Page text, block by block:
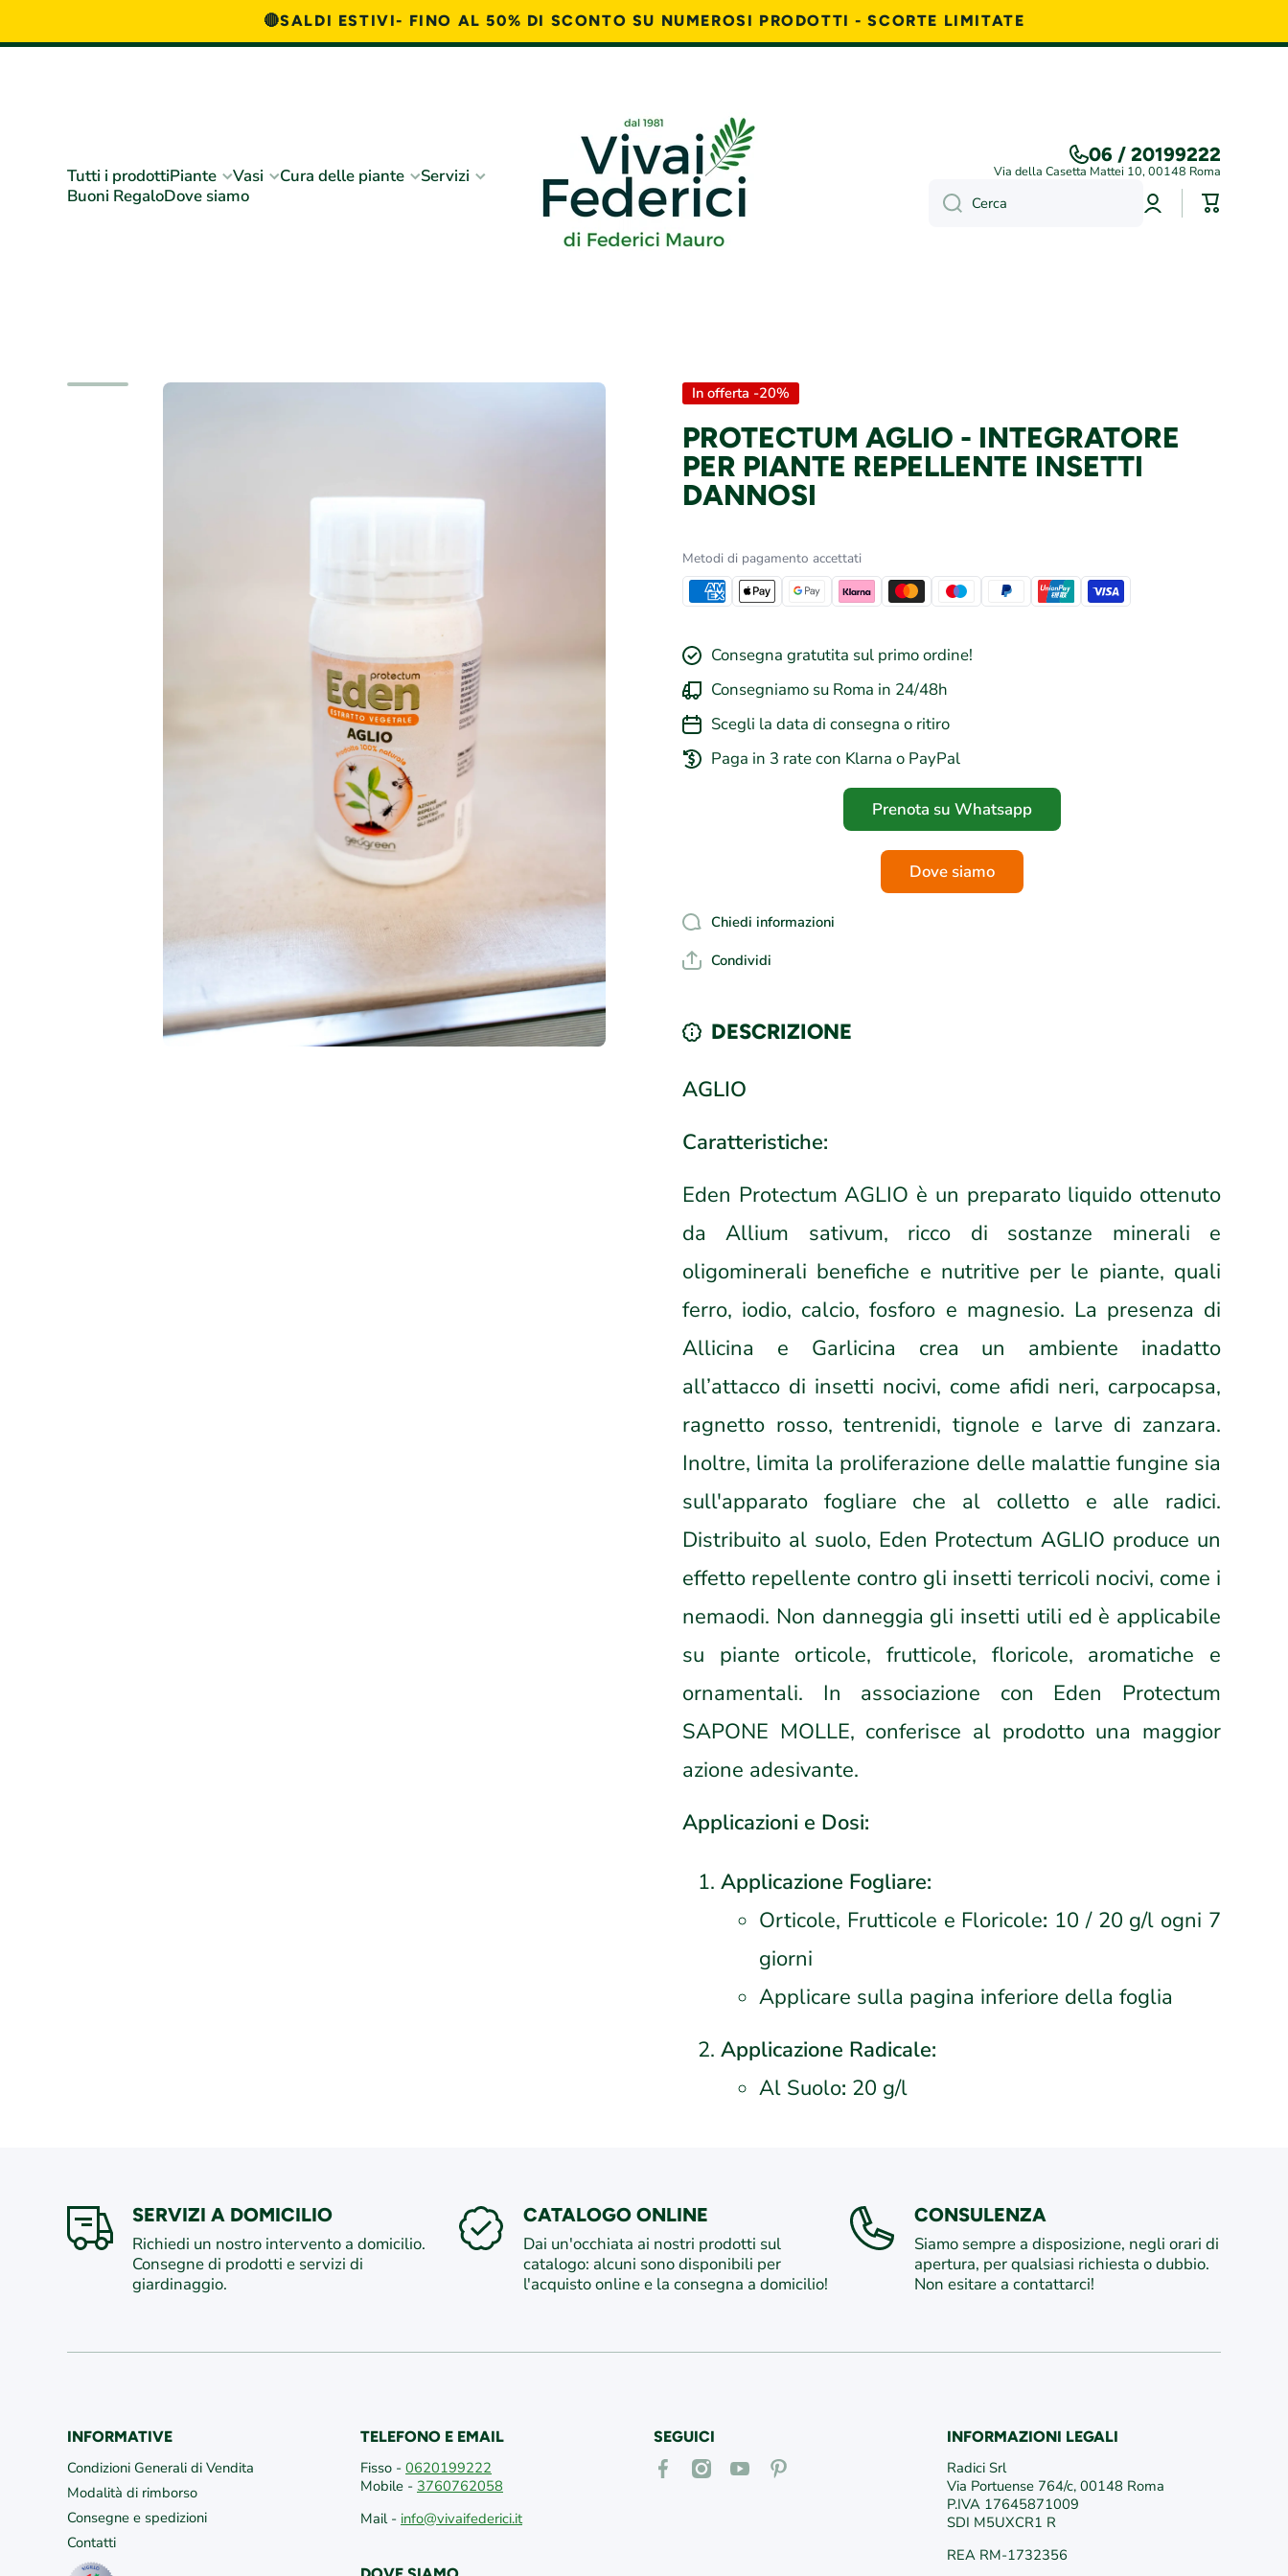
🔴SALDI ESTIVI- FINO AL 50% DI SCONTO SU NUMEROSI PRODOTTI - SCORTE LIMITATE
Tutti i prodottiPiante Vasi Cura delle piante
Servizi
Buoni RegaloDove siamo
06 / 20199222
Via della Casetta Mattei 10, 00148 Roma
Cerca Accedi Carrello
Passa alle informazioni sul prodotto In offerta -20%
PROTECTUM AGLIO - INTEGRATORE
PER PIANTE REPELLENTE INSETTI
DANNOSI
Metodi di pagamento accettati
Consegna gratutita sul primo ordine!
Consegniamo su Roma in 24/48h
Scegli la data di consegna o ritiro
Paga in 3 rate con Klarna o PayPal
Prenota su Whatsapp
Dove siamo
Chiedi informazioni
Condividi
DESCRIZIONE
AGLIO
Caratteristiche:
Eden Protectum AGLIO è un preparato liquido ottenuto
da Allium sativum, ricco di sostanze minerali e
oligominerali benefiche e nutritive per le piante, quali
ferro, iodio, calcio, fosforo e magnesio. La presenza di
Allicina e Garlicina crea un ambiente inadatto
all’attacco di insetti nocivi, come afidi neri, carpocapsa,
ragnetto rosso, tentrenidi, tignole e larve di zanzara.
Inoltre, limita la proliferazione delle malattie fungine sia
sull'apparato fogliare che al colletto e alle radici.
Distribuito al suolo, Eden Protectum AGLIO produce un
effetto repellente contro gli insetti terricoli nocivi, come i
nemaodi. Non danneggia gli insetti utili ed è applicabile
su piante orticole, frutticole, floricole, aromatiche e
ornamentali. In associazione con Eden Protectum
SAPONE MOLLE, conferisce al prodotto una maggior
azione adesivante.
Applicazioni e Dosi:
Applicazione Fogliare:
Orticole, Frutticole e Floricole: 10 / 20 g/l ogni 7
giorni
Applicare sulla pagina inferiore della foglia
Applicazione Radicale:
Al Suolo: 20 g/l
SERVIZI A DOMICILIO
Richiedi un nostro intervento a domicilio.
Consegne di prodotti e servizi di
giardinaggio.
CATALOGO ONLINE
Dai un'occhiata ai nostri prodotti sul
catalogo: alcuni sono disponibili per
l'acquisto online e la consegna a domicilio!
CONSULENZA
Siamo sempre a disposizione, negli orari di
apertura, per qualsiasi richiesta o dubbio.
Non esitare a contattarci!
INFORMATIVE
Condizioni Generali di Vendita
Modalità di rimborso
Consegne e spedizioni
Contatti
TELEFONO E EMAIL
Fisso - 0620199222
Mobile - 3760762058
Mail - info@vivaifederici.it
SEGUICI
facebookcom/vivaifederici
instagramcom/vivaifederici/
youtubecom/@vivaifedericiroma
itpinterestcom/VivaiFederici1981/
INFORMAZIONI LEGALI
Radici Srl
Via Portuense 764/c, 00148 Roma
P.IVA 17645871009
SDI M5UXCR1 R
REA RM-1732356